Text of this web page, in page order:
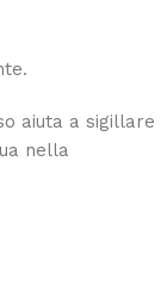
aiuta a sigillare
nella